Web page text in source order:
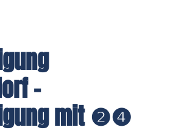
-
mit ❷❹